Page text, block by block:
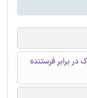
برابر فرستنده